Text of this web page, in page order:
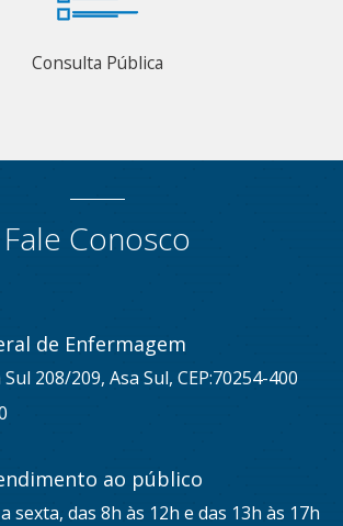
Consulta Pública
Fale Conosco
de Enfermagem
208/209, Asa Sul, CEP:70254-400
ao público
sexta, das 8h às 12h e das 13h às 17h